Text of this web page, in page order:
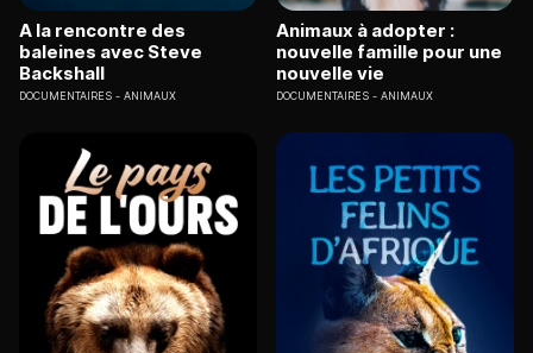
A la rencontre des
baleines avec Steve
Backshall
DOCUMENTAIRES ANIMAUX
Animaux à adopter :
nouvelle famille pour une
nouvelle vie
DOCUMENTAIRES ANIMAUX